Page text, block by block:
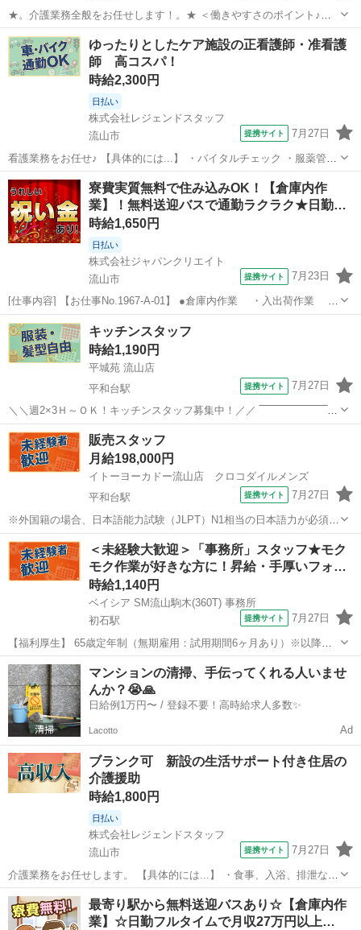
★。介護業務全般をお任せします！。★ ＜働きやすさのポイント♪＞
◎週2日～OK ◎平日のみ・曜日固定OK ◎日勤のみ／夜勤のみ選択可
◎残業ほぼなし 介護業務をお任せします！ ・食事、入浴、トイレなど
の日常生活の介助 ...
千葉 流山市 介護
ゆったりとしたケア施設の正看護師・准看護
師 高コスパ！
時給2,300円
日払い
株式会社レジェンドスタッフ
流山市
提携サイト 7月27日
看護業務をお任せ♪ 【具体的には...】 ・バイタルチェック ・服薬管理
・簡単な処置 など ※介護と看護のお仕事は原則分かれています。 ★
あなたの経験・スキルを活かせます！ ★スタッフがしっかりサポー
ト！ ★お仕事開始...
千葉 流山市 看護師
寮費実質無料で住み込みOK！【倉庫内作
業】！無料送迎バスで通勤ラクラク★日勤
フ…
時給1,650円
日払い
株式会社ジャパンクリエイト
流山市
提携サイト 7月23日
[仕事内容] 【お仕事No.1967-A-01】 ●倉庫内作業 ・入出荷作業 ・
ピッキング ・積み付け ・検品 ・フォークリフト作業 ・その
他付随する業務 ※自動車に使用するベアリング（小物部品）を取り扱
う倉...
千葉 流山市
キッチンスタッフ
時給1,190円
平城苑 流山店
平和台駅
提携サイト 7月27日
＼＼週2×3Ｈ～ＯＫ！キッチンスタッフ募集中！／／ ‾‾‾‾‾‾‾‾‾‾‾‾‾‾‾‾‾‾‾‾‾‾‾‾
時間帯はランチ・ディナーどちらでもＯＫ！ 勤務時間はご相談下さい
◎ 学校で忙しい学生の方、家事と両立したい主婦の方、プラ...
千葉 流山市 平和台駅
販売スタッフ
月給198,000円
イトーヨーカドー流山店 クロコダイルメンズ
平和台駅
提携サイト 7月27日
※外国籍の場合、日本語能力試験（JLPT）N1相当の日本語力が必須で
す。 (Foreign nationals must have Japanese language proficiency
equivalent to or...
千葉 流山市 平和台駅 その他
＜未経験大歓迎＞「事務所」スタッフ★モク
モク作業が好きな方に！昇給・手厚いフォ…
時給1,140円
ベイシア SM流山駒木(360T) 事務所
初石駅
提携サイト 7月27日
【福利厚生】 65歳定年制（無期雇用：試用期間6ヶ月あり）※以降も
延長制度あり 交通費規定内支給、無料駐車場完備 賃金改定（4月）、
有給休暇制度、産休・育休制度、介護休暇制度、健康診断（年1回）
昇給制度あり（青果・鮮魚・精...
千葉 流山市 コンビニ
マンションの清掃、手伝ってくれる人いませ
んか？😭🙏
日給例1万円〜 / 登録不要！高時給求人多数✨
Lacotto Ad
ブランク可 新設の生活サポート付き住居の
介護援助
時給1,800円
日払い
株式会社レジェンドスタッフ
流山市
提携サイト 7月27日
介護業務をお任せします。 【具体的には...】 ・食事、入浴、排泄など
の日常生活の支援 ・レクリエーションの企画、実施 ・ご家族やケアマ
ネジャーとの相談業務 ・請求等の簡単な事務作業 など ＜オススメ
POINT＞ ◎週2...
千葉 流山市 介護
最寄り駅から無料送迎バスあり☆【倉庫内作
業】☆日勤フルタイムで月収27万円以上…